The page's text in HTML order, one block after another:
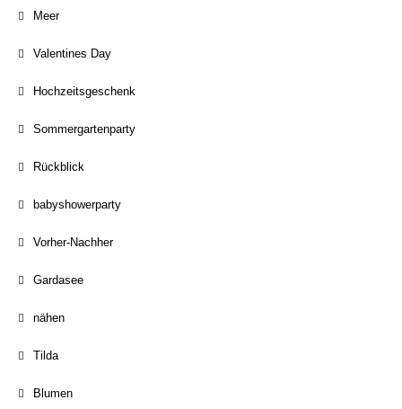
Meer
Valentines Day
Hochzeitsgeschenk
Sommergartenparty
Rückblick
babyshowerparty
Vorher-Nachher
Gardasee
nähen
Tilda
Blumen